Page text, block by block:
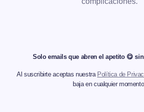
Solo emails que abren el apetito 😋
Al suscribirte aceptas nuestra Política de
baja en cualquier momento.